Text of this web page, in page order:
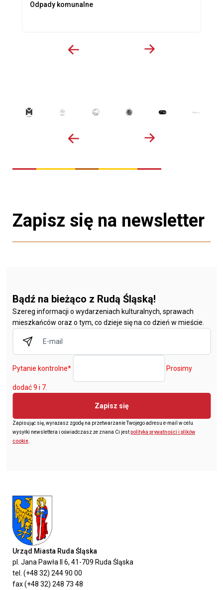
Odpady komunalne
Zapisz się na newsletter
Bądź na bieżąco z Rudą Śląską!
Szereg informacji o wydarzeniach kulturalnych, sprawach
mieszkańców oraz o tym, co dzieje się na co dzień w mieście.
Pytanie kontrolne* Prosimy
dodać 9 i 7.
Zapisz się
Zapisując się, wyrażasz zgodę na przetwarzanie Twojego adresu e-mail w celu
wysyłki newslettera i oświadczasz że znana Ci jestpolityka prywatności i plików
cookie
Urząd Miasta Ruda Śląska
pl. Jana Pawła II 6, 41-709 Ruda Śląska
tel. (+48 32) 244 90 00
fax (+48 32) 248 73 48